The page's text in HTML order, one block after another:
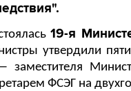
19-я
утвердили
— заместителя
ФСЭГ на